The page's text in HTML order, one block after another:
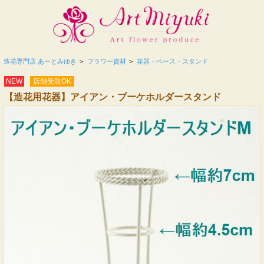
造花専門店 あーとみゆき > フラワー資材 > 花器・ベース・スタンド
NEW 店舗受取OK
【造花用花器】アイアン・ブーケホルダースタンド